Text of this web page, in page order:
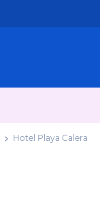
Hotel Playa Calera